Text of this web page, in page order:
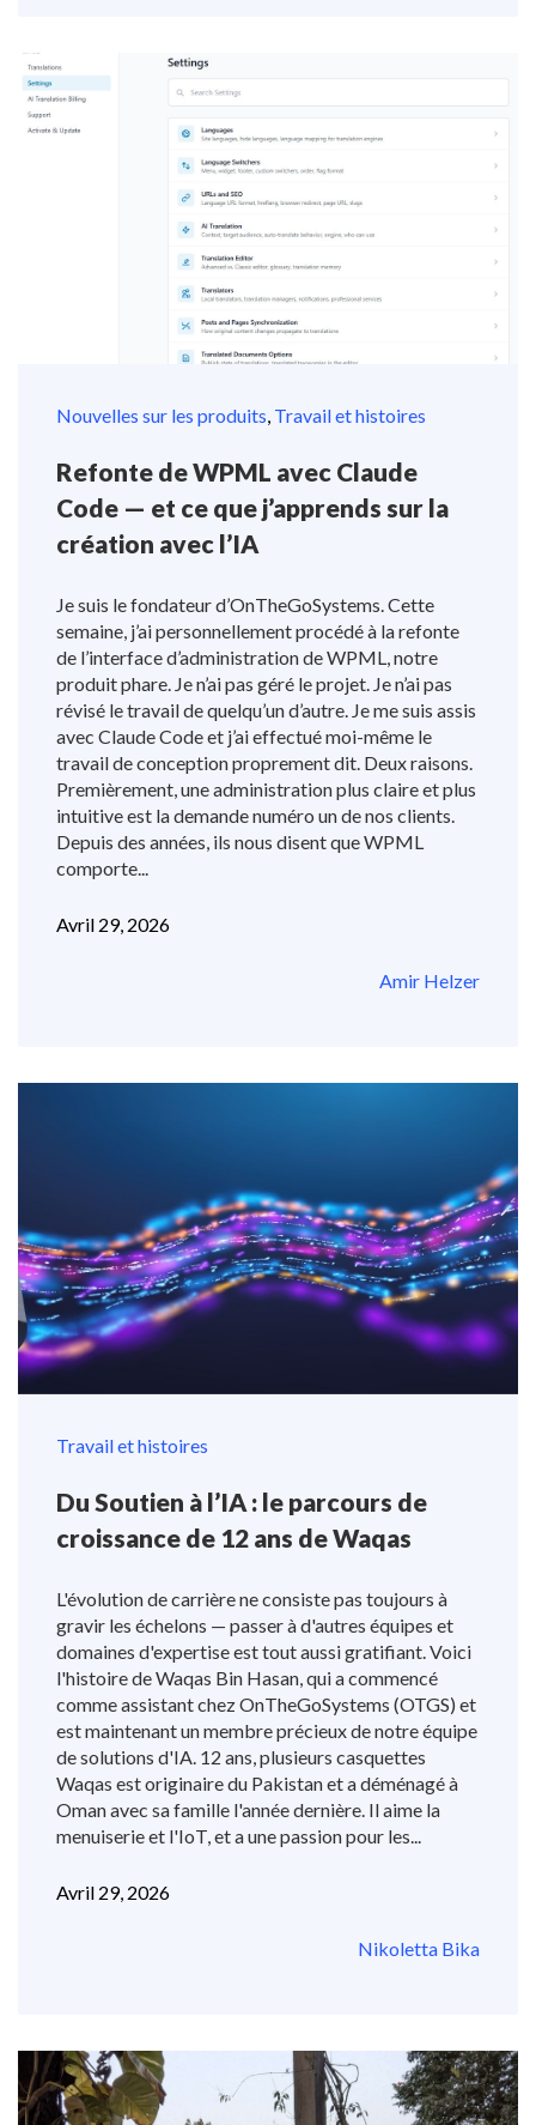
Nouvelles sur les produits, Travail et histoires
Refonte de WPML avec Claude
Code — et ce que j’apprends sur la
création avec l’IA
Je suis le fondateur d’OnTheGoSystems. Cette
semaine, j’ai personnellement procédé à la refonte
de l’interface d’administration de WPML, notre
produit phare. Je n’ai pas géré le projet. Je n’ai pas
révisé le travail de quelqu’un d’autre. Je me suis assis
avec Claude Code et j’ai effectué moi-même le
travail de conception proprement dit. Deux raisons.
Premièrement, une administration plus claire et plus
intuitive est la demande numéro un de nos clients.
Depuis des années, ils nous disent que WPML
comporte...
Avril 29, 2026
Amir Helzer
Travail et histoires
Du Soutien à l’IA : le parcours de
croissance de 12 ans de Waqas
L'évolution de carrière ne consiste pas toujours à
gravir les échelons — passer à d'autres équipes et
domaines d'expertise est tout aussi gratifiant. Voici
l'histoire de Waqas Bin Hasan, qui a commencé
comme assistant chez OnTheGoSystems (OTGS) et
est maintenant un membre précieux de notre équipe
de solutions d'IA. 12 ans, plusieurs casquettes
Waqas est originaire du Pakistan et a déménagé à
Oman avec sa famille l'année dernière. Il aime la
menuiserie et l'IoT, et a une passion pour les...
Avril 29, 2026
Nikoletta Bika